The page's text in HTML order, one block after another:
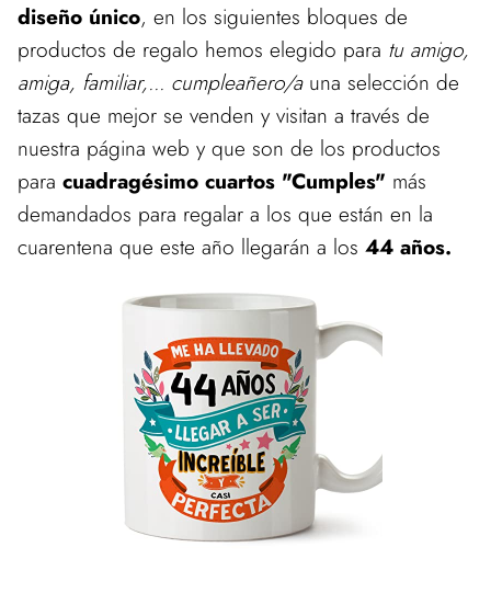
diseño único, en los siguientes bloques de
productos de regalo hemos elegido para tu amigo,
amiga, familiar,... cumpleañero/auna selección de
tazas que mejor se venden y visitan a través de
nuestra página web y que son de los productos
para cuadragésimo cuartos "Cumples" más
demandados para regalar a los que están en la
cuarentena que este año llegarán a los 44 años.